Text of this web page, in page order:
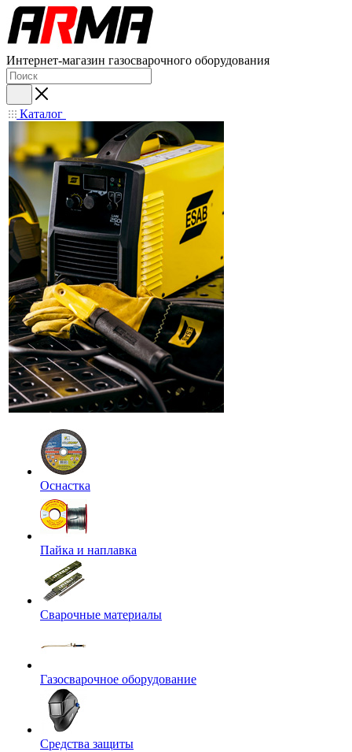
Интернет-магазин газосварочного оборудования
Каталог
Оснастка
Пайка и наплавка
Сварочные материалы
Газосварочное оборудование
Средства защиты